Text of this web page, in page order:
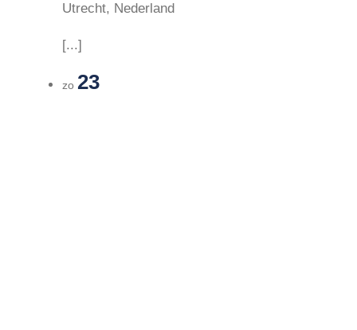
Utrecht, Nederland
[...]
zo 23